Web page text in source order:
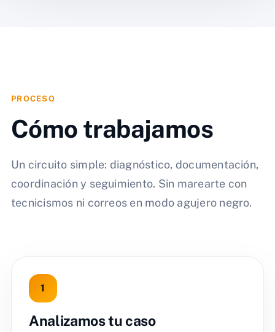
PROCESO
Cómo trabajamos
Un circuito simple: diagnóstico, documentación,
coordinación y seguimiento. Sin marearte con
tecnicismos ni correos en modo agujero negro.
Analizamos tu caso